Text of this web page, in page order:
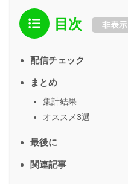
目次 非表示
配信チェック
まとめ
集計結果
オススメ3選
最後に
関連記事